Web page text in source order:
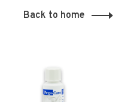
Back to home